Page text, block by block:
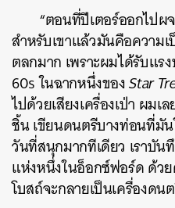
“ตอนที่ปีเตอร์ออกไป
สำหรับเขาแล้วมันคือความ
ตลกมาก เพราะผมได้รับแร
60s ในฉากหนึ่งของStar
ไปด้วยเสียงเครื่องเป่า ผมเ
ชิ้น เขียนดนตรีบางท่อนที่มั
วันที่สนุกมากทีเดียว เราบั
แห่งหนึ่งในอ็อกซ์ฟอร์ด ด้วย
โบสถ์จะกลายเป็นเครื่องด